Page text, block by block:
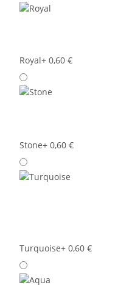
Royal+ 0,60 €
Stone+ 0,60 €
Turquoise+ 0,60 €